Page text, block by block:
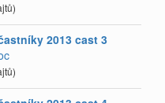
2013 cast 3